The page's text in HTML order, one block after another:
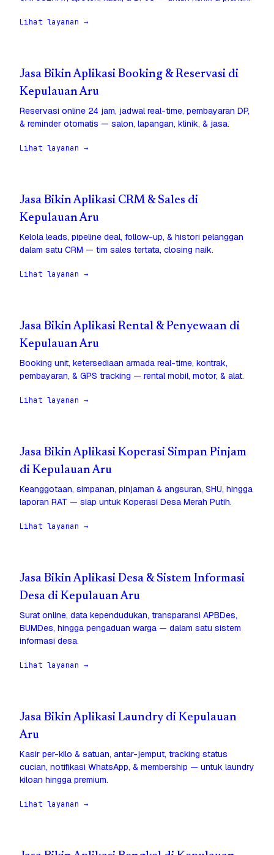
Lihat layanan →
Jasa Bikin Aplikasi Booking & Reservasi di
Kepulauan Aru
Reservasi online 24 jam, jadwal real-time, pembayaran DP,
& reminder otomatis — salon, lapangan, klinik, & jasa.
Lihat layanan →
Jasa Bikin Aplikasi CRM & Sales di
Kepulauan Aru
Kelola leads, pipeline deal, follow-up, & histori pelanggan
dalam satu CRM — tim sales tertata, closing naik.
Lihat layanan →
Jasa Bikin Aplikasi Rental & Penyewaan di
Kepulauan Aru
Booking unit, ketersediaan armada real-time, kontrak,
pembayaran, & GPS tracking — rental mobil, motor, & alat.
Lihat layanan →
Jasa Bikin Aplikasi Koperasi Simpan Pinjam
di Kepulauan Aru
Keanggotaan, simpanan, pinjaman & angsuran, SHU, hingga
laporan RAT — siap untuk Koperasi Desa Merah Putih.
Lihat layanan →
Jasa Bikin Aplikasi Desa & Sistem Informasi
Desa di Kepulauan Aru
Surat online, data kependudukan, transparansi APBDes,
BUMDes, hingga pengaduan warga — dalam satu sistem
informasi desa.
Lihat layanan →
Jasa Bikin Aplikasi Laundry di Kepulauan
Aru
Kasir per-kilo & satuan, antar-jemput, tracking status
cucian, notifikasi WhatsApp, & membership — untuk laundry
kiloan hingga premium.
Lihat layanan →